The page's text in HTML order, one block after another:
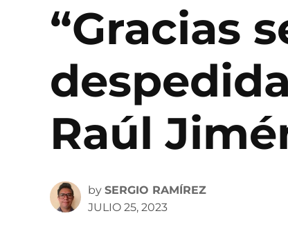
“Gracias
Raúl
by SERGIO RAMÍREZ
JULIO 25, 2023